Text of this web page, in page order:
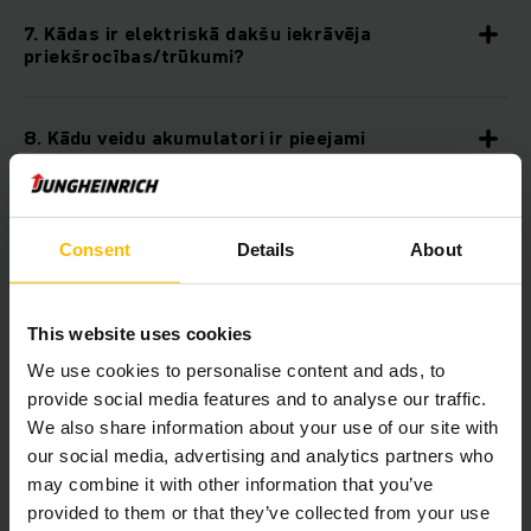
Consent Details About
This website uses cookies
We use cookies to personalise content and ads, to
provide social media features and to analyse our traffic.
We also share information about your use of our site with
our social media, advertising and analytics partners who
may combine it with other information that you’ve
provided to them or that they’ve collected from your use
7. Kādas ir elektriskā dakšu iekrāvēja
priekšrocības/trūkumi?
8. Kādu veidu akumulatori ir pieejami
elektriskajiem iekrāvējiem?
9. Kādas ir iekšdedzes dzinēja iekrāvēju
priekšrocības/trūkumi?
10. Kāda gāze/dzinējgāze ir nepieciešama
iekrāvējiem?
11. Kāda ir dakšu iekrāvēja celtspēja?